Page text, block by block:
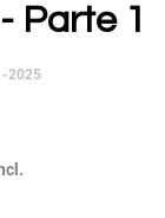
Parte 1
2025